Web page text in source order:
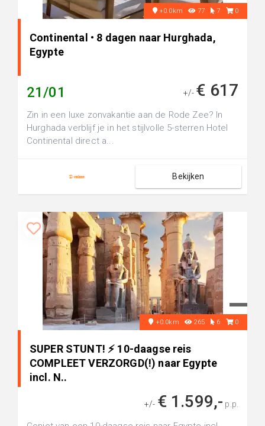
+0.0km 77 7 0
Continental • 8 dagen naar Hurghada,
Egypte
21/01 +/- € 617
Zin in een luxe zonvakantie aan de Rode Zee? In
Hurghada verblijf je in het stijlvolle 5-sterren Hotel
Continental direct a...
Bekijken
+0.0km 265 6 0
SUPER STUNT! ⚡ 10-daagse reis
COMPLEET VERZORGD(!) naar Egypte
incl. N..
+/- € 1.599,- p.p.